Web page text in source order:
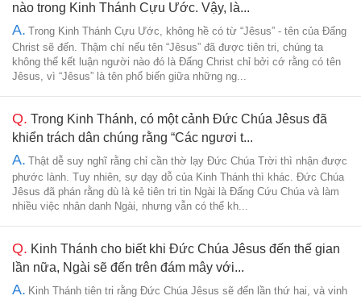
nào trong Kinh Thánh Cựu Ước. Vậy, là...
A. Trong Kinh Thánh Cựu Ước, không hề có từ “Jêsus” - tên của Đấng
Christ sẽ đến. Thậm chí nếu tên “Jêsus” đã được tiên tri, chúng ta
không thể kết luận người nào đó là Đấng Christ chỉ bởi cớ rằng có tên
Jêsus, vì “Jêsus” là tên phổ biến giữa những ng...
Q. Trong Kinh Thánh, có một cảnh Đức Chúa Jêsus đã
khiển trách dân chúng rằng “Các ngươi t...
A. Thật dễ suy nghĩ rằng chỉ cần thờ lạy Đức Chúa Trời thì nhận được
phước lành. Tuy nhiên, sự dạy dỗ của Kinh Thánh thì khác. Đức Chúa
Jêsus đã phán rằng dù là kẻ tiên tri tin Ngài là Đấng Cứu Chúa và làm
nhiều việc nhân danh Ngài, nhưng vẫn có thể kh...
Q. Kinh Thánh cho biết khi Đức Chúa Jêsus đến thế gian
lần nữa, Ngài sẽ đến trên đám mây với...
A. Kinh Thánh tiên tri rằng Đức Chúa Jêsus sẽ đến lần thứ hai, và vinh